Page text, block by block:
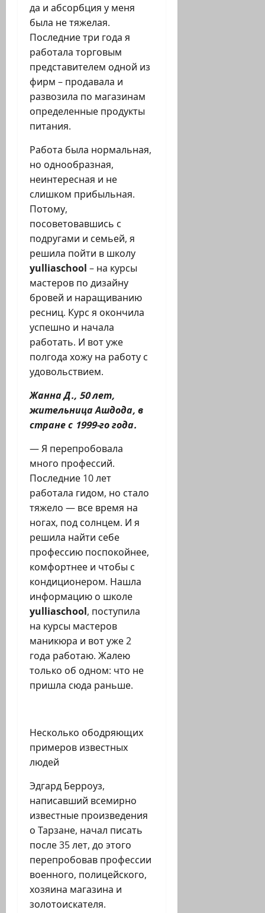
да и абсорбция у меня
была не тяжелая.
Последние три года я
работала торговым
представителем одной из
фирм – продавала и
развозила по магазинам
определенные продукты
питания.
Работа была нормальная,
но однообразная,
неинтересная и не
слишком прибыльная.
Потому,
посоветовавшись с
подругами и семьей, я
решила пойти в школу
yulliaschool – на курсы
мастеров по дизайну
бровей и наращиванию
ресниц. Курс я окончила
успешно и начала
работать. И вот уже
полгода хожу на работу с
удовольствием.
Жанна Д., 50 лет,
жительница Ашдода, в
стране с 1999-го года.
— Я перепробовала
много профессий.
Последние 10 лет
работала гидом, но стало
тяжело — все время на
ногах, под солнцем. И я
решила найти себе
профессию поспокойнее,
комфортнее и чтобы с
кондиционером. Нашла
информацию о школе
yulliaschool, поступила
на курсы мастеров
маникюра и вот уже 2
года работаю. Жалею
только об одном: что не
пришла сюда раньше.
Несколько ободряющих
примеров известных
людей
Эдгард Берроуз,
написавший всемирно
известные произведения
о Тарзане, начал писать
после 35 лет, до этого
перепробовав профессии
военного, полицейского,
хозяина магазина и
золотоискателя.